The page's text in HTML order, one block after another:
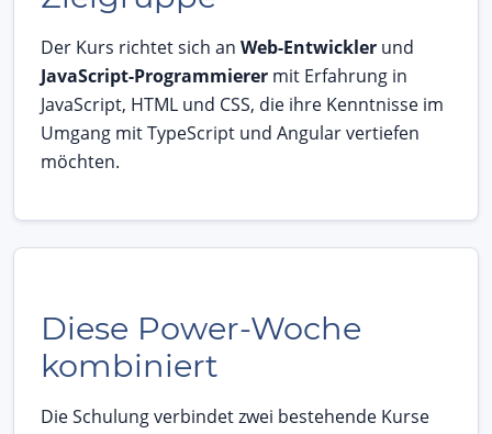
Der Kurs richtet sich an Web-Entwickler und
JavaScript-Programmierer mit Erfahrung in
JavaScript, HTML und CSS, die ihre Kenntnisse im
Umgang mit TypeScript und Angular vertiefen
möchten.
Diese Power-Woche
kombiniert
Die Schulung verbindet zwei bestehende Kurse